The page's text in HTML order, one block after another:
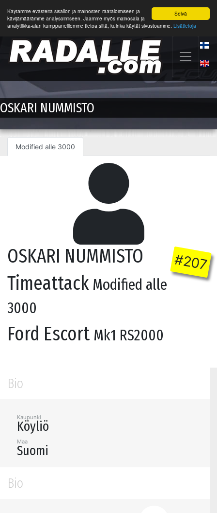
Selvä
Käytämme evästeitä sisällön ja mainosten räätälöimiseen ja
kävijämäärämme analysoimiseen. Jaamme myös mainosala ja
analytiikka-alan kumppaneillemme tietoa siitä, kuinka käytät sivustoamme. Lisätietoja
OSKARI NUMMISTO
Modified alle 3000
#207
OSKARI NUMMISTO
Timeattack Modified alle
3000
Ford Escort Mk1 RS2000
Bio
Kaupunki
Köyliö
Maa
Suomi
Bio